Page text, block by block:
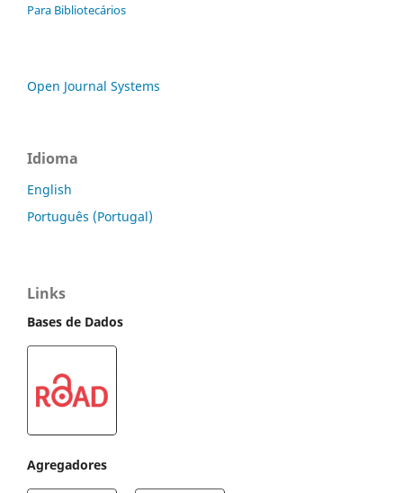
Para Bibliotecários
Open Journal Systems
Idioma
English
Português (Portugal)
Links
Bases de Dados
Agregadores